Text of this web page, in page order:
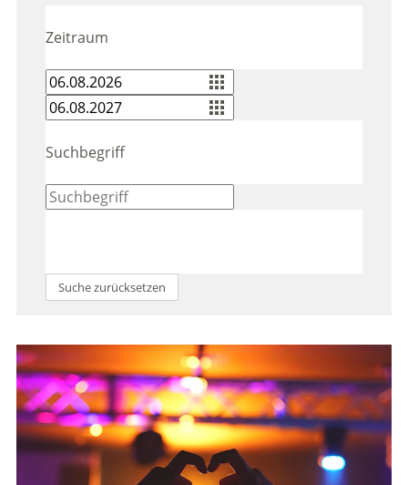
Zeitraum
Suchbegriff
Suche zurücksetzen